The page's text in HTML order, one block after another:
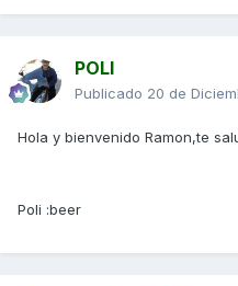
POLI
Publicado 20 de
Hola y bienvenido Ramon,te
Poli :beer